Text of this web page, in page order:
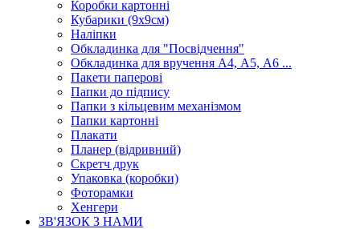
Коробки картонні
Кубарики (9х9см)
Наліпки
Обкладинка для "Посвідчення"
Обкладинка для вручення А4, А5, А6 ...
Пакети паперові
Папки до підпису
Папки з кільцевим механізмом
Папки картонні
Плакати
Планер (відривний)
Скретч друк
Упаковка (коробки)
Фоторамки
Хенгери
ЗВ'ЯЗОК З НАМИ